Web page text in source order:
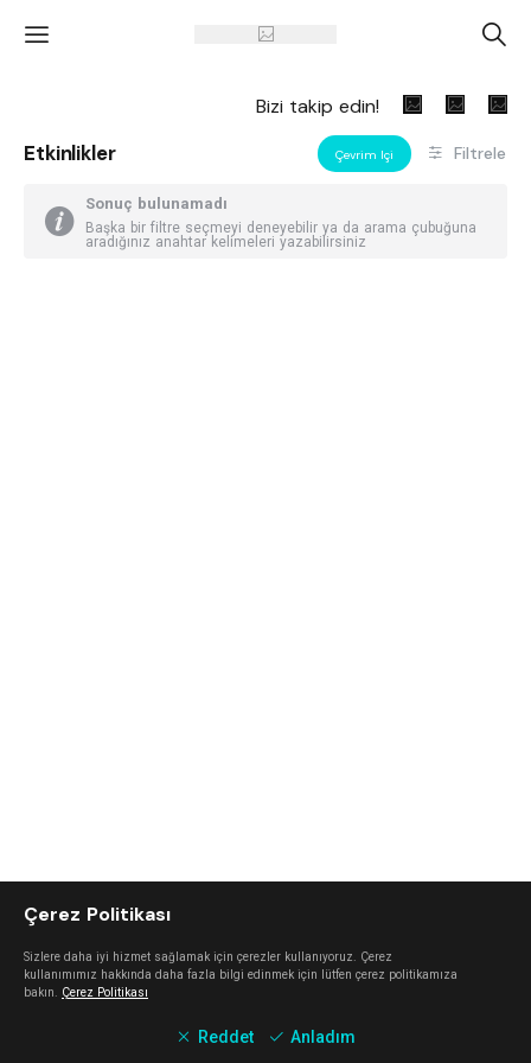
' A
Bizi takip edin!
Etkinlikler Çevrim Içi Filtrele
Sonuç bulunamadı
Başka bir filtre seçmeyi deneyebilir ya da arama çubuğuna
aradığınız anahtar kelimeleri yazabilirsiniz
Çerez Politikası
Sizlere daha iyi hizmet sağlamak için çerezler kullanıyoruz. Çerez
kullanımımız hakkında daha fazla bilgi edinmek için lütfen çerez politikamıza
bakın. Çerez Politikası
Reddet Anladım